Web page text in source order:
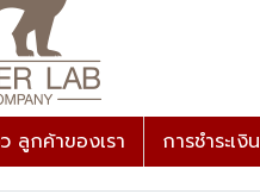
ลูกค้าของเรา การชำระเงิน